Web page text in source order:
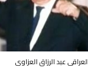
عبد الرزاق العزاوي